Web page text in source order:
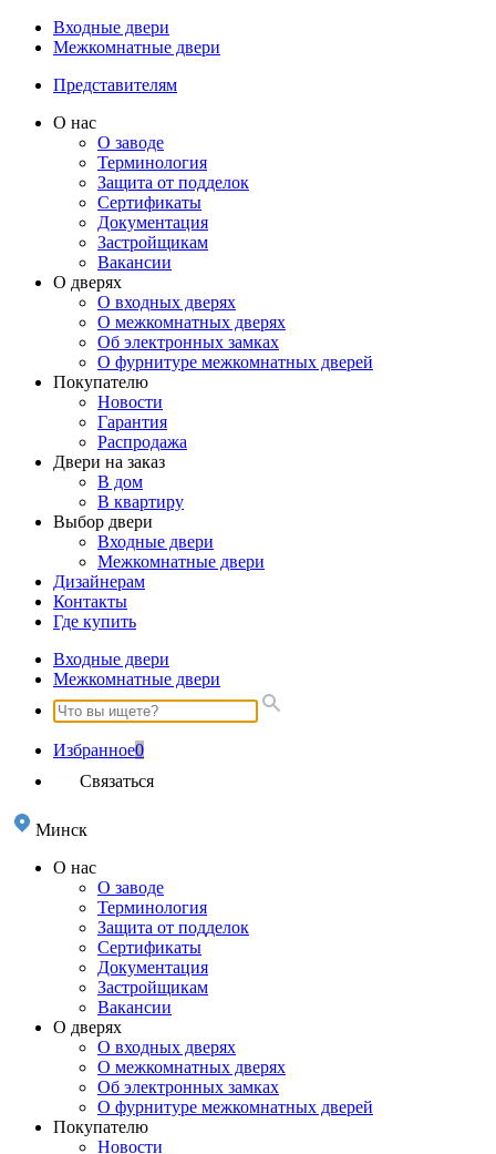
Входные двери
Межкомнатные двери
Представителям
О нас
О заводе
Терминология
Защита от подделок
Сертификаты
Документация
Застройщикам
Вакансии
О дверях
О входных дверях
О межкомнатных дверях
Об электронных замках
О фурнитуре межкомнатных дверей
Покупателю
Новости
Гарантия
Распродажа
Двери на заказ
В дом
В квартиру
Выбор двери
Входные двери
Межкомнатные двери
Дизайнерам
Контакты
Где купить
Входные двери
Межкомнатные двери
Избранное0
Связаться
Минск
О нас
О заводе
Терминология
Защита от подделок
Сертификаты
Документация
Застройщикам
Вакансии
О дверях
О входных дверях
О межкомнатных дверях
Об электронных замках
О фурнитуре межкомнатных дверей
Покупателю
Новости